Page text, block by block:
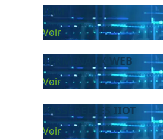
IHM
Voir
TERMINAUX WEB
Voir
PASSERELLES IIOT
Voir